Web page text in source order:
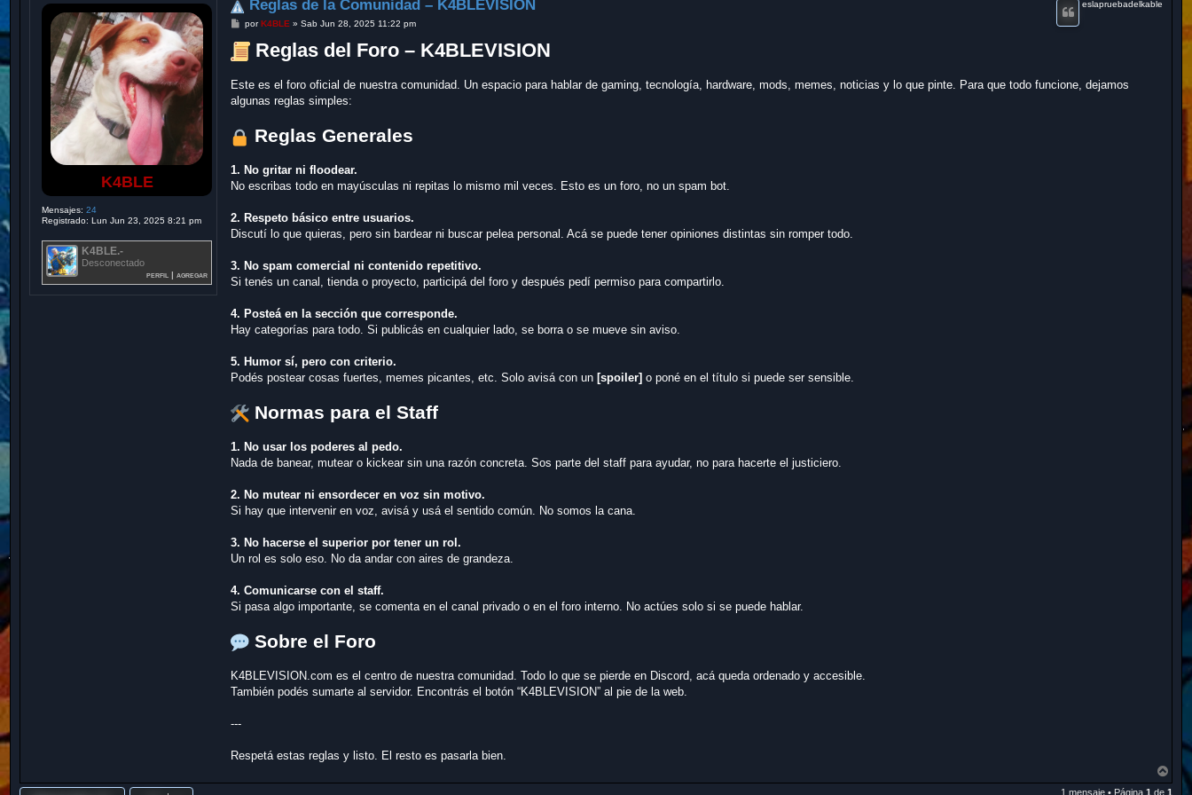
K4BLE
Mensajes: 24
Registrado: Lun Jun 23, 2025 8:21 pm
K4BLE.-
Desconectado
perfil | agregar
Reglas de la Comunidad – K4BLEVISION
eslapruebadelkable
M
n
s
e
porK4BLE » Sab Jun 28, 2025 11:22 pm
Reglas del Foro – K4BLEVISION
Este es el foro oficial de nuestra comunidad. Un espacio para hablar de gaming, tecnología, hardware, mods, memes, noticias y lo que pinte. Para que todo funcione, dejamos
algunas reglas simples:
Reglas Generales
1. No gritar ni floodear.
No escribas todo en mayúsculas ni repitas lo mismo mil veces. Esto es un foro, no un spam bot.
2. Respeto básico entre usuarios.
Discutí lo que quieras, pero sin bardear ni buscar pelea personal. Acá se puede tener opiniones distintas sin romper todo.
3. No spam comercial ni contenido repetitivo.
Si tenés un canal, tienda o proyecto, participá del foro y después pedí permiso para compartirlo.
4. Posteá en la sección que corresponde.
Hay categorías para todo. Si publicás en cualquier lado, se borra o se mueve sin aviso.
5. Humor sí, pero con criterio.
Podés postear cosas fuertes, memes picantes, etc. Solo avisá con un [spoiler] o poné en el título si puede ser sensible.
Normas para el Staff
1. No usar los poderes al pedo.
Nada de banear, mutear o kickear sin una razón concreta. Sos parte del staff para ayudar, no para hacerte el justiciero.
2. No mutear ni ensordecer en voz sin motivo.
Si hay que intervenir en voz, avisá y usá el sentido común. No somos la cana.
3. No hacerse el superior por tener un rol.
Un rol es solo eso. No da andar con aires de grandeza.
4. Comunicarse con el staff.
Si pasa algo importante, se comenta en el canal privado o en el foro interno. No actúes solo si se puede hablar.
Sobre el Foro
K4BLEVISION.com es el centro de nuestra comunidad. Todo lo que se pierde en Discord, acá queda ordenado y accesible.
También podés sumarte al servidor. Encontrás el botón “K4BLEVISION” al pie de la web.
---
Respetá estas reglas y listo. El resto es pasarla bien.
r
1 mensaje • Página 1 de 1